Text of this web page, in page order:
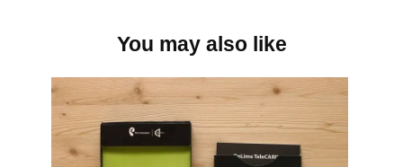
You may also like